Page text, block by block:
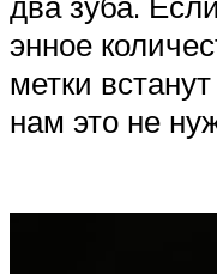
энное
метки
нам это не